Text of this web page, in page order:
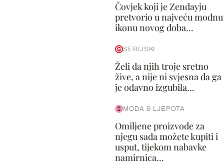
Čovjek koji je Zendayju
pretvorio u najveću modnu
ikonu novog doba...
SERIJSKI
Želi da njih troje sretno
žive, a nije ni svjesna da ga
je odavno izgubila...
MODA & LJEPOTA
Omiljene proizvode za
njegu sada možete kupiti i
usput, tijekom nabavke
namirnica...